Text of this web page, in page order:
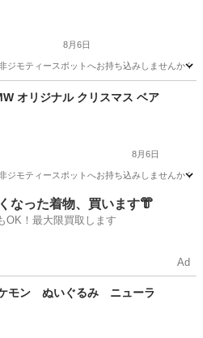
8月6日
ティースポットへお持ち込みしませんか？
現地
オリジナル クリスマス ベア
8月6日
ティースポットへお持ち込みしませんか？
現地
なった着物、買います👘
OK！最大限買取します
Ad
モン ぬいぐるみ ニューラ